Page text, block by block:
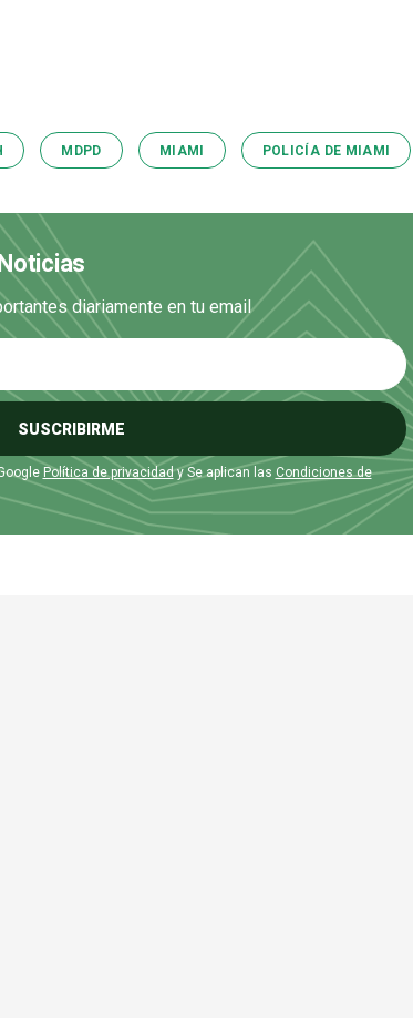
MDPD MIAMI POLICÍA DE MIAMI
diariamente en tu email
SUSCRIBIRME
Política de privacidady Se aplican las Condiciones de